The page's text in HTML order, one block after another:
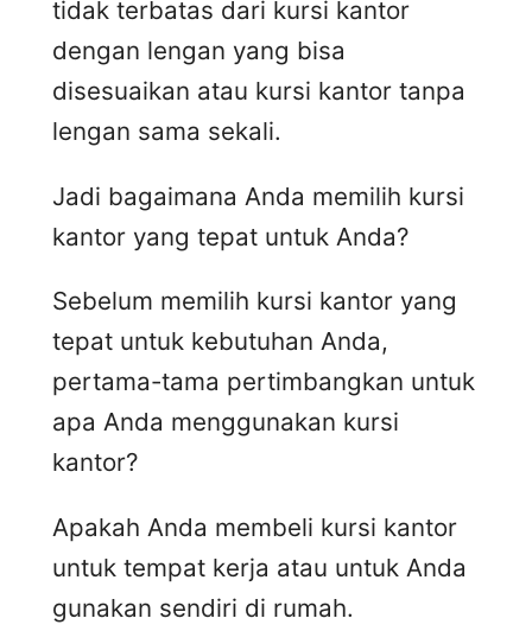
tidak terbatas dari kursi kantor
dengan lengan yang bisa
disesuaikan atau kursi kantor tanpa
lengan sama sekali.
Jadi bagaimana Anda memilih kursi
kantor yang tepat untuk Anda?
Sebelum memilih kursi kantor yang
tepat untuk kebutuhan Anda,
pertama-tama pertimbangkan untuk
apa Anda menggunakan kursi
kantor?
Apakah Anda membeli kursi kantor
untuk tempat kerja atau untuk Anda
gunakan sendiri di rumah.